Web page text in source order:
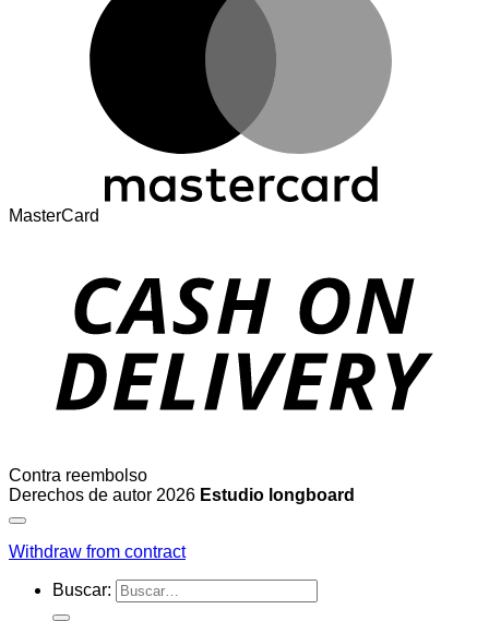
MasterCard
Contra reembolso
Derechos de autor 2026 Estudio longboard
Withdraw from contract
Buscar: